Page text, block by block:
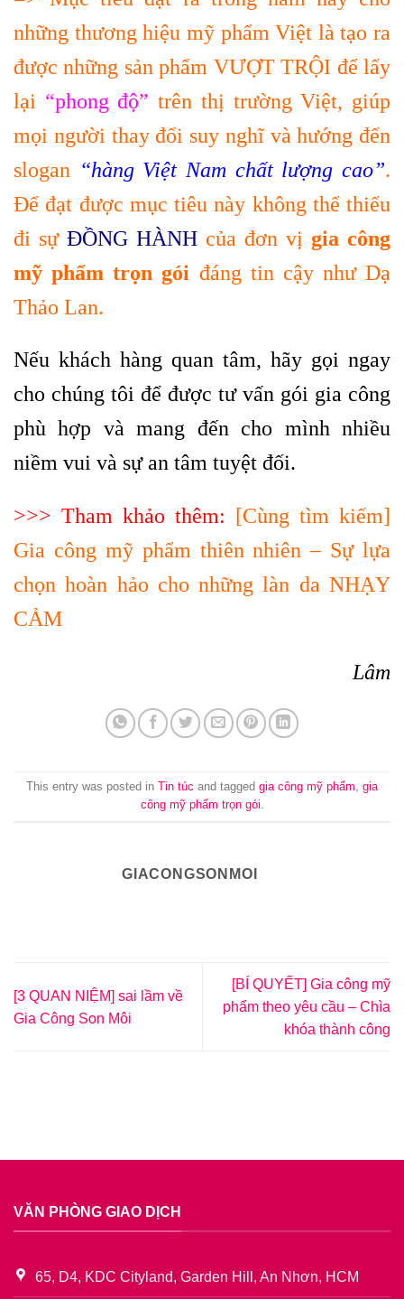
những thương hiệu mỹ phẩm Việt là tạo ra
được những sản phẩm VƯỢT TRỘI để lấy
lại “phong độ” trên thị trường Việt, giúp
mọi người thay đổi suy nghĩ và hướng đến
slogan “hàng Việt Nam chất lượng cao”.
Để đạt được mục tiêu này không thể thiếu
đi sự ĐỒNG HÀNH của đơn vị gia công
mỹ phẩm trọn gói đáng tin cậy như Dạ
Thảo Lan.
Nếu khách hàng quan tâm, hãy gọi ngay
cho chúng tôi để được tư vấn gói gia công
phù hợp và mang đến cho mình nhiều
niềm vui và sự an tâm tuyệt đối.
>>> Tham khảo thêm: [Cùng tìm kiếm]
Gia công mỹ phẩm thiên nhiên – Sự lựa
chọn hoàn hảo cho những làn da NHẠY
CẢM
Lâm
This entry was posted in Tin túc and tagged gia công mỹ phẩm, gia
công mỹ phẩm trọn gói.
GIACONGSONMOI
[3 QUAN NIỆM] sai lầm về
Gia Công Son Môi
[BÍ QUYẾT] Gia công mỹ
phẩm theo yêu cầu – Chìa
khóa thành công
VĂN PHÒNG GIAO DỊCH
65, D4, KDC Cityland, Garden Hill, An Nhơn, HCM